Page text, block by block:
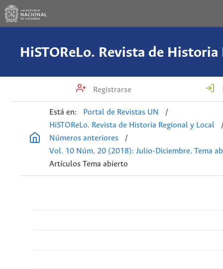
Registrarse
Está en: Portal de Revistas UN
/
HiSTOReLo. Revista de Historia Regional y Local
Números anteriores
/
Vol. 10 Núm. 20 (2018): Julio-Diciembre. Tema
Artículos Tema abierto